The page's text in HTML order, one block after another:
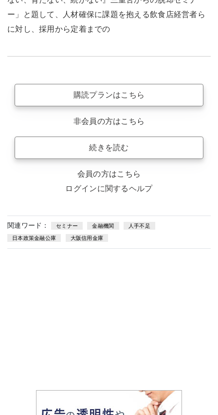
ー」と題して、人材確保に課題を抱える飲食店経営者ら
に対し、採用から定着までの
購読プランはこちら
非会員の方はこちら
続きを読む
会員の方はこちら
ログインに関するヘルプ
関連ワード： セミナー 金融機関 人手不足
日本政策金融公庫 大阪信用金庫